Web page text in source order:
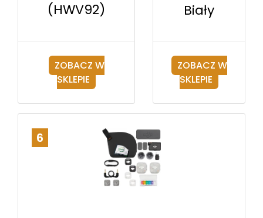
(HWV92)
ZOBACZ W
SKLEPIE
Biały
ZOBACZ W
SKLEPIE
6